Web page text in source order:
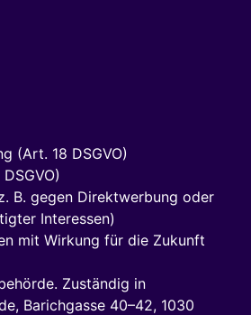
(Art. 18 DSGVO)
B. gegen Direktwerbung oder
Interessen)
mit Wirkung für die Zukunft
Zuständig in
Barichgasse 40–42, 1030